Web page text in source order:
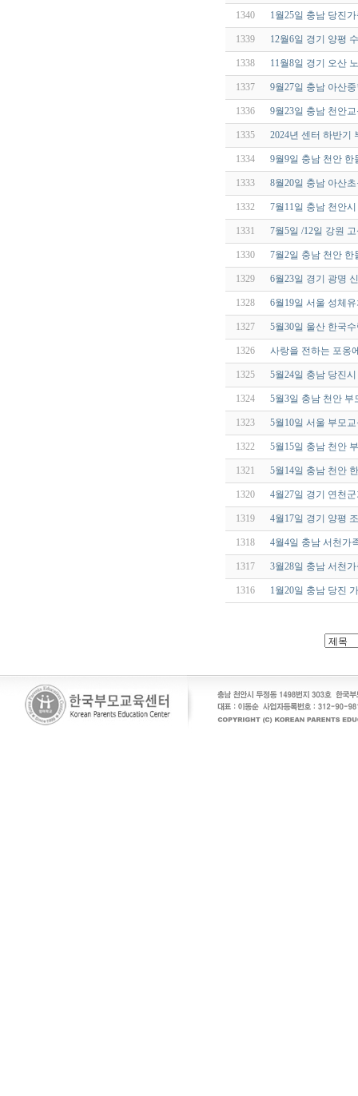
1340 1월25일 충남 당진
1339 12월6일 경기 양평
1338 11월8일 경기 오산
1337 9월27일 충남 아산
1336 9월23일 충남 천안
1335 2024년 센터 하반기
1334 9월9일 충남 천안
1333 8월20일 충남 아산
1332 7월11일 충남 천안
1331 7월5일 /12일 강원
1330 7월2일 충남 천안
1329 6월23일 경기 광명
1328 6월19일 서울 성체
1327 5월30일 울산 한국
1326 사랑을 전하는 포옹
1325 5월24일 충남 당진
1324 5월3일 충남 천안
1323 5월10일 서울 부모
1322 5월15일 충남 천안
1321 5월14일 충남 천안
1320 4월27일 경기 연천
1319 4월17일 경기 양평
1318 4월4일 충남 서천가
1317 3월28일 충남 서천
1316 1월20일 충남 당진